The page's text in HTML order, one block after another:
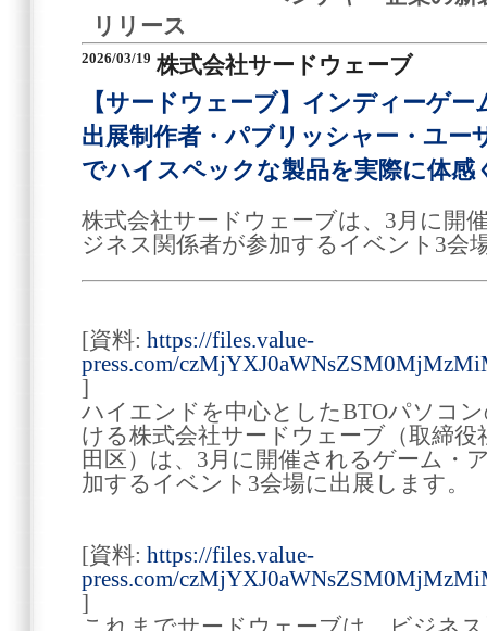
リリース
2026/03/19 株式会社サードウェーブ
【サードウェーブ】インディーゲ
出展制作者・パブリッシャー・ユー
でハイスペックな製品を実際に体感
株式会社サードウェーブは、3月に開
ジネス関係者が参加するイベント3会
[資料: https://files.value-
press.com/
]
ハイエンドを中心としたBTOパソコ
ける株式会社サードウェーブ（取締
田区）は、3月に開催されるゲーム・
加するイベント3会場に出展します。
[資料: https://files.value-
press.com/
]